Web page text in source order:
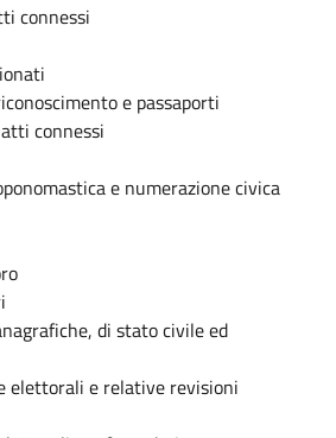
connessi
e passaporti
connessi
e numerazione civica
di stato civile ed
elettorali e relative revisioni